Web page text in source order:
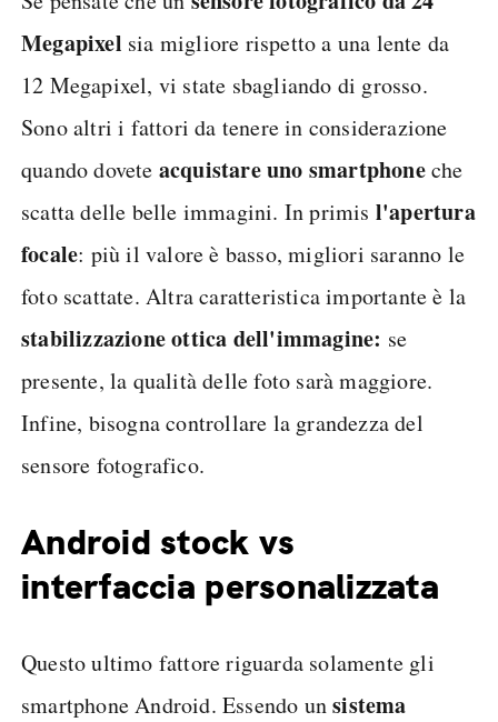
Megapixel sia migliore rispetto a una lente da
12 Megapixel, vi state sbagliando di grosso.
Sono altri i fattori da tenere in considerazione
quando dovete acquistare uno smartphoneche
scatta delle belle immagini. In primis l'apertura
focale: più il valore è basso, migliori saranno le
foto scattate. Altra caratteristica importante è la
stabilizzazione ottica dell'immagine: se
presente, la qualità delle foto sarà maggiore.
Infine, bisogna controllare la grandezza del
sensore fotografico.
Android stock vs
interfaccia personalizzata
Questo ultimo fattore riguarda solamente gli
smartphone Android. Essendo unsistema